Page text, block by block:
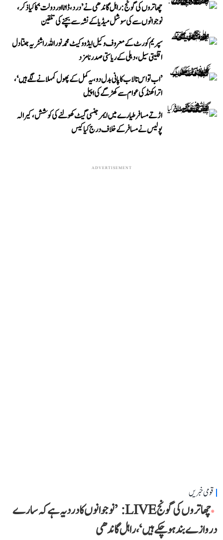
چھاتروں کی گونج: راہل گاندھی نے ’درد، ڈاٹا اور دولت‘ کا کیا ذکر،
نوجوانوں سے کی سوشل میڈیا کے نشہ سے بچنے کی تلقین
سپریم کورٹ کے معروف وکیل ایڈووکیٹ محمد نور اللہ راشٹریہ جنتا دل
اقلیتی سیل، دہلی کے ریاستی صدر نامزد
’اب تو اس تالاب کا پانی بدل دو، یہ کمل کے پھول کمہلانے لگے ہیں‘،
اتراکھنڈ کی عوام سے کھڑگے کی اپیل
اڑتے مسافر طیارے میں ایمرجنسی گیٹ کھولنے کی کوشش، کیرالہ
پولیس نے مسافر کے خلاف درج کیا کیس
ADVERTISEMENT
قومی خبریں
چھاتروں کی گونج LIVE: ’نوجوانوں کا درد یہ ہے کہ سارے
دروازے بند ہو چکے ہیں‘، راہل گاندھی